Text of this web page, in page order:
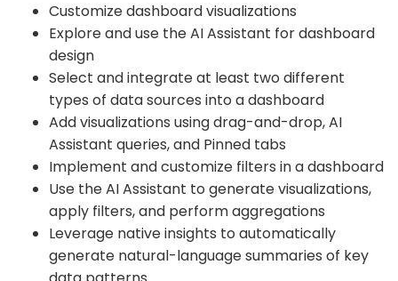
Customize dashboard visualizations
Explore and use the AI Assistant for dashboard
design
Select and integrate at least two different
types of data sources into a dashboard
Add visualizations using drag-and-drop, AI
Assistant queries, and Pinned tabs
Implement and customize filters in a dashboard
Use the AI Assistant to generate visualizations,
apply filters, and perform aggregations
Leverage native insights to automatically
generate natural-language summaries of key